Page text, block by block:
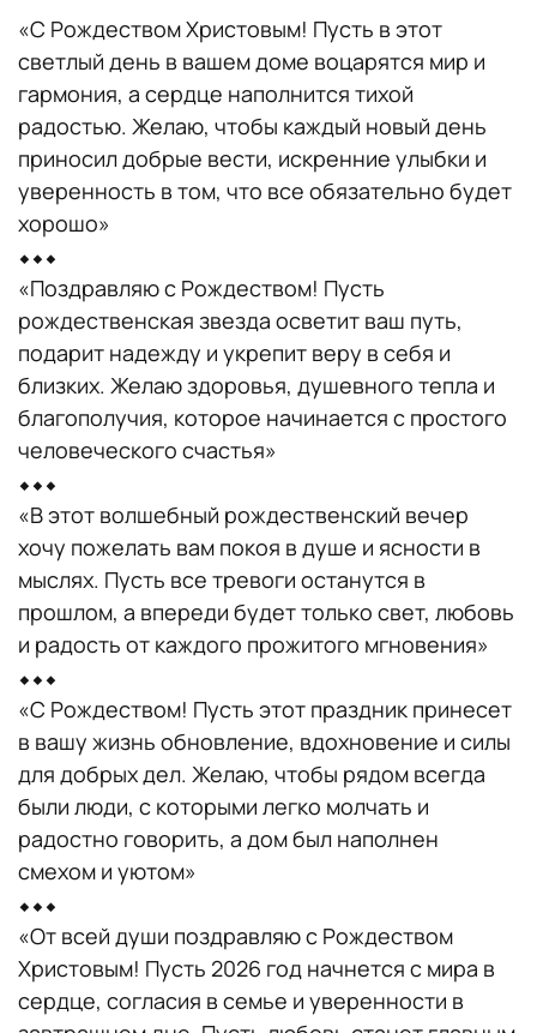
«С Рождеством Христовым! Пусть в этот
светлый день в вашем доме воцарятся мир и
гармония, а сердце наполнится тихой
радостью. Желаю, чтобы каждый новый день
приносил добрые вести, искренние улыбки и
уверенность в том, что все обязательно будет
хорошо»
⬥⬥⬥
«Поздравляю с Рождеством! Пусть
рождественская звезда осветит ваш путь,
подарит надежду и укрепит веру в себя и
близких. Желаю здоровья, душевного тепла и
благополучия, которое начинается с простого
человеческого счастья»
⬥⬥⬥
«В этот волшебный рождественский вечер
хочу пожелать вам покоя в душе и ясности в
мыслях. Пусть все тревоги останутся в
прошлом, а впереди будет только свет, любовь
и радость от каждого прожитого мгновения»
⬥⬥⬥
«С Рождеством! Пусть этот праздник принесет
в вашу жизнь обновление, вдохновение и силы
для добрых дел. Желаю, чтобы рядом всегда
были люди, с которыми легко молчать и
радостно говорить, а дом был наполнен
смехом и уютом»
⬥⬥⬥
«От всей души поздравляю с Рождеством
Христовым! Пусть 2026 год начнется с мира в
сердце, согласия в семье и уверенности в